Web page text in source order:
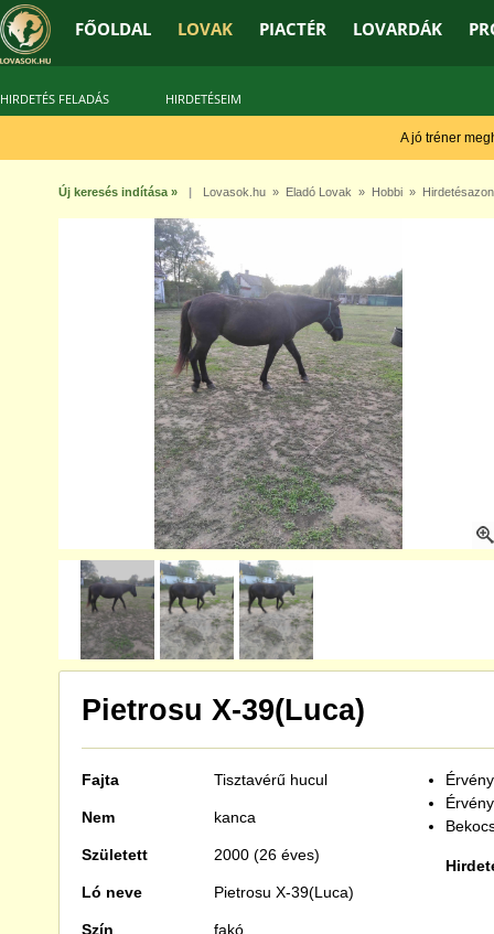
FŐOLDAL LOVAK PIACTÉR LOVARDÁK
HIRDETÉS FELADÁS HIRDETÉSEIM
A jó tréner
Új keresés indítása » | Lovasok.hu» Eladó Lovak » Hobbi»
Pietrosu X-39(Luca)
Fajta Tisztavérű hucul
Nem kanca
Született 2000 (26 éves)
Ló neve Pietrosu X-39(Luca)
Szín fakó